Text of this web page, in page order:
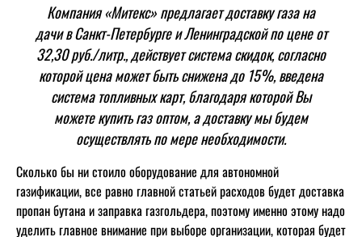
Компания «Митекс» предлагает доставку газа на
дачи в Санкт-Петербурге и Ленинградской по цене от
32,30 руб./литр., действует система скидок, согласно
которой цена может быть снижена до 15%, введена
система топливных карт, благодаря которой Вы
можете купить газ оптом, а доставку мы будем
осуществлять по мере необходимости.
Сколько бы ни стоило оборудование для автономной
газификации, все равно главной статьей расходов будет доставка
пропан бутана и заправка газгольдера, поэтому именно этому надо
уделить главное внимание при выборе организации, которая будет